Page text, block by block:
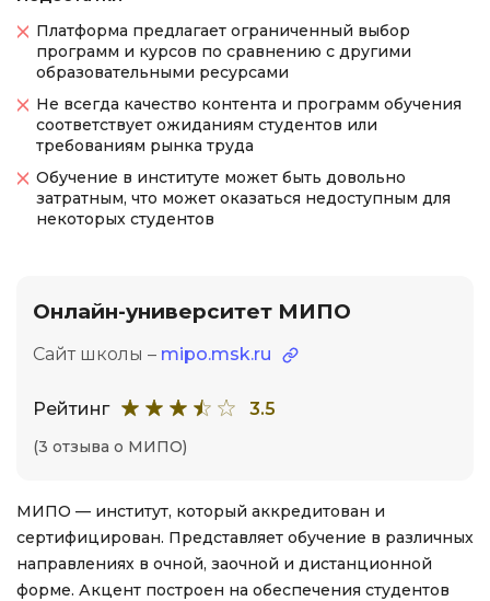
Платформа предлагает ограниченный выбор
программ и курсов по сравнению с другими
образовательными ресурсами
Не всегда качество контента и программ обучения
соответствует ожиданиям студентов или
требованиям рынка труда
Обучение в институте может быть довольно
затратным, что может оказаться недоступным для
некоторых студентов
Онлайн-университет МИПО
Сайт школы – mipo.msk.ru
Рейтинг 3.5
(3 отзыва о МИПО)
МИПО — институт, который аккредитован и
сертифицирован. Представляет обучение в различных
направлениях в очной, заочной и дистанционной
форме. Акцент построен на обеспечения студентов